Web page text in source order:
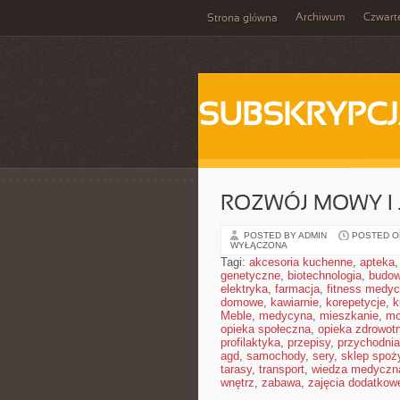
Strona główna Archiwum
ROZWÓJ MOWY
POSTED BY ADMIN POSTED
WYŁĄCZONA
Tagi: akcesoria kuchenne, apteka,
genetyczne, biotechnologia,
elektryka, farmacja, fitness
domowe, kawiarnie, korepetycje,
Meble, medycyna, mieszkanie,
opieka społeczna, opieka
profilaktyka, przepisy, przychodnia
agd, samochody, sery, sklep
tarasy, transport, wiedza
wnętrz, zabawa, zajęcia